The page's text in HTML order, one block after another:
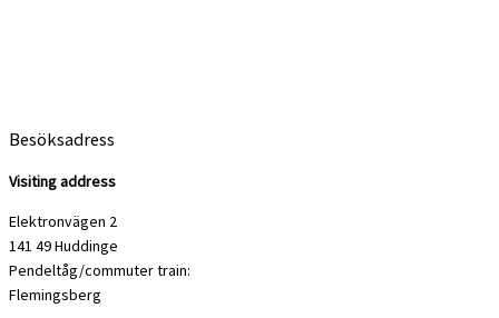
Besöksadress
Visiting address
Elektronvägen 2
141 49 Huddinge
Pendeltåg/commuter train:
Flemingsberg